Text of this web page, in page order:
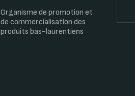
Organisme de promotion et
de commercialisation des
produits bas-laurentiens